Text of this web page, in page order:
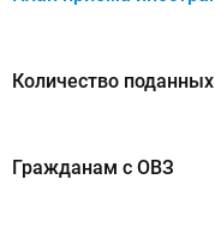
почтовой связи общего
документов
позднее 26 июля. В
Количество
Гражданам с ОВЗ